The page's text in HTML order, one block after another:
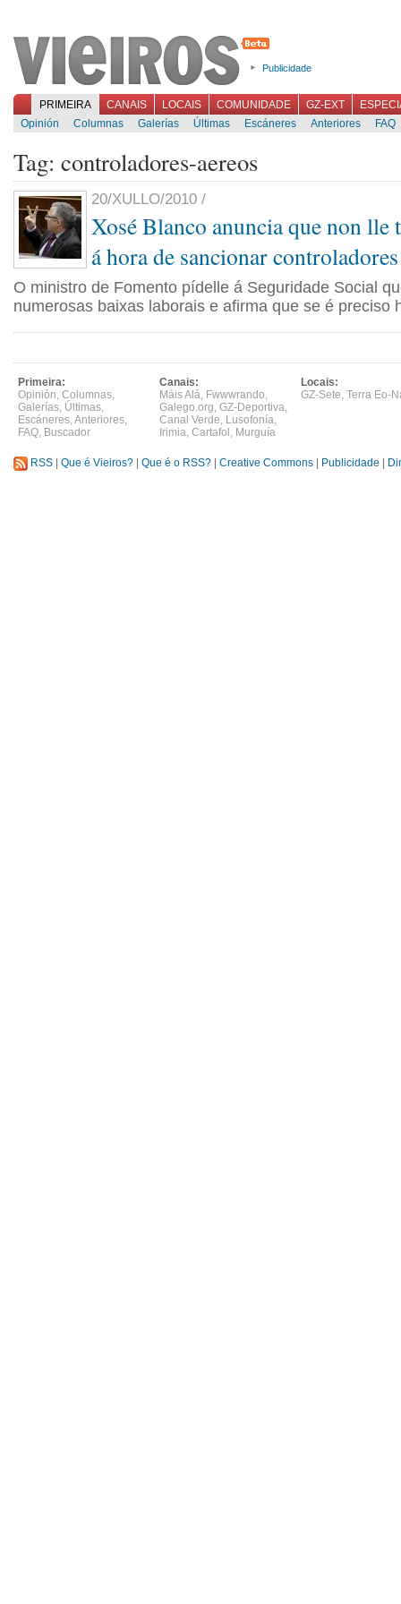
Publicidade
PRIMEIRA CANAIS LOCAIS COMUNIDADE GZ-EXT
Opinión
Columnas Galerías Últimas Escáneres Anteriores FAQ
Tag: controladores-aereos
20/XULLO/2010 /
Xosé Blanco anuncia que non lle
á hora de sancionar
O ministro de Fomento pídelle á Seguridade Social
numerosas baixas laborais e afirma que se é preciso
Primeira:
Opinión, Columnas,
Galerías, Últimas,
Escáneres,Anteriores,
FAQ, Buscador
Canais:
Máis Alá, Fwwwrando,
Galego.org, GZ-Deportiva,
Canal Verde, Lusofonía,
Irimia, Cartafol , Murguía
Locais:
GZ-Sete, Terra Eo-
RSS Que é Vieiros? Que é o RSS? Creative Commons Publicidade